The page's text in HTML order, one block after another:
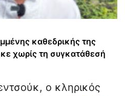
καθεδρικής της
χωρίς τη συγκατάθεσή
ο κληρικός